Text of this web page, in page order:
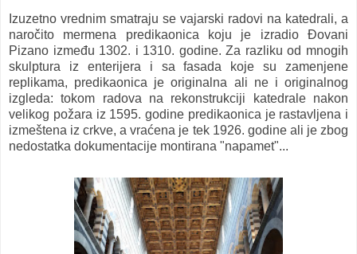
Izuzetno vrednim smatraju se vajarski radovi na katedrali, a
naročito mermena predikaonica koju je izradio Đovani
Pizano između 1302. i 1310. godine. Za razliku od mnogih
skulptura iz enterijera i sa fasada koje su zamenjene
replikama, predikaonica je originalna ali ne i originalnog
izgleda: tokom radova na rekonstrukciji katedrale nakon
velikog požara iz 1595. godine predikaonica je rastavljena i
izmeštena iz crkve, a vraćena je tek 1926. godine ali je zbog
nedostatka dokumentacije montirana "napamet"...